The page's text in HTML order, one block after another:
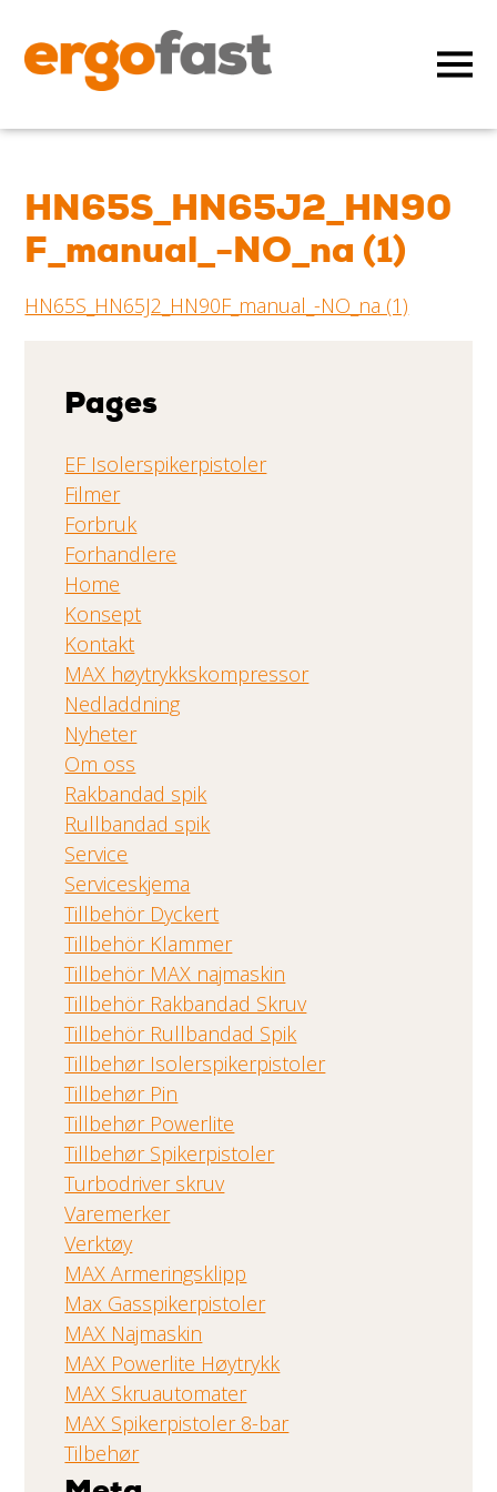
HN65S_HN65J2_HN90
F_manual_-NO_na (1)
HN65S_HN65J2_HN90F_manual_-NO_na (1)
Pages
EF Isolerspikerpistoler
Filmer
Forbruk
Forhandlere
Home
Konsept
Kontakt
MAX høytrykkskompressor
Nedladdning
Nyheter
Om oss
Rakbandad spik
Rullbandad spik
Service
Serviceskjema
Tillbehör Dyckert
Tillbehör Klammer
Tillbehör MAX najmaskin
Tillbehör Rakbandad Skruv
Tillbehör Rullbandad Spik
Tillbehør Isolerspikerpistoler
Tillbehør Pin
Tillbehør Powerlite
Tillbehør Spikerpistoler
Turbodriver skruv
Varemerker
Verktøy
MAX Armeringsklipp
Max Gasspikerpistoler
MAX Najmaskin
MAX Powerlite Høytrykk
MAX Skruautomater
MAX Spikerpistoler 8-bar
Tilbehør